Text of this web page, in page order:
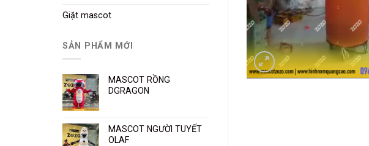
Giặt mascot
SẢN PHẨM MỚI
MASCOT RỒNG
DGRAGON
MASCOT NGƯỜI TUYẾT
OLAF